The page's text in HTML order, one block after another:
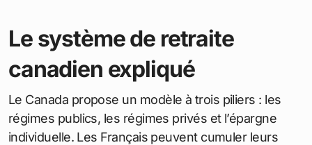
Le système de retraite
canadien expliqué
Le Canada propose un modèle à trois piliers : les
régimes publics, les régimes privés et l’épargne
individuelle. Les Français peuvent cumuler leurs